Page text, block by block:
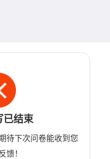
已结束
待下次问卷能收到您
馈！